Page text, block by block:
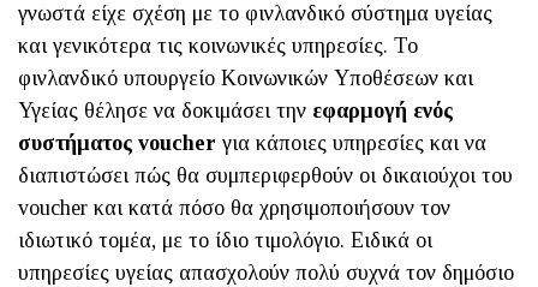
γνωστά είχε σχέση με το φινλανδικό σύστημα υγείας
και γενικότερα τις κοινωνικές υπηρεσίες. Το
φινλανδικό υπουργείο Κοινωνικών Υποθέσεων και
Υγείας θέλησε να δοκιμάσει την εφαρμογή ενός
συστήματος voucher για κάποιες υπηρεσίες και να
διαπιστώσει πώς θα συμπεριφερθούν οι δικαιούχοι του
voucher και κατά πόσο θα χρησιμοποιήσουν τον
ιδιωτικό τομέα, με το ίδιο τιμολόγιο. Ειδικά οι
υπηρεσίες υγείας απασχολούν πολύ συχνά τον δημόσιο